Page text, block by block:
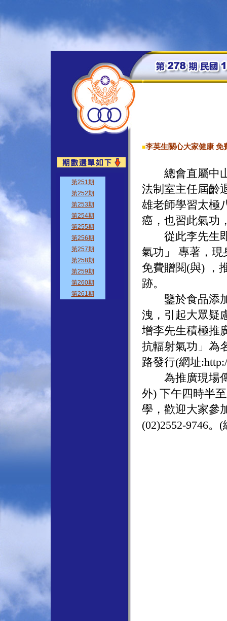
■李英生關心大家健康 免
總會直屬中山
法制室主任屆齡
雄老師學習太極
癌，也習此氣功
從此李先生即
氣功」 專著，
免費贈閱(與) ，
跡。
鑒於食品添加
洩，引起大眾疑
增李先生積極推
抗輻射氣功」為
路發行(網址
為推廣現場傳
外) 下午四時半
學，歡迎大家參
(02)2552-9746。